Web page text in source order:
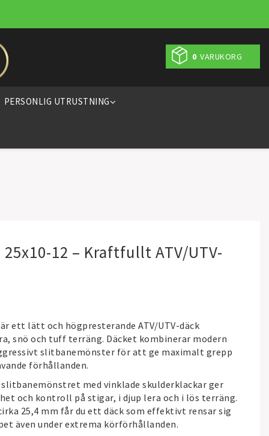
0 VARUKORG
PERSONLIG UTRUSTNING
25x10-12 – Kraftfullt ATV/UTV-
är ett lätt och högpresterande ATV/UTV-däck
snö och tuff terräng. Däcket kombinerar modern
slitbanemönster för att ge maximalt grepp
förhållanden.
med vinklade skulderklackar ger
och kontroll på stigar, i djup lera och i lös terräng.
25,4 mm får du ett däck som effektivt rensar sig
även under extrema körförhållanden.